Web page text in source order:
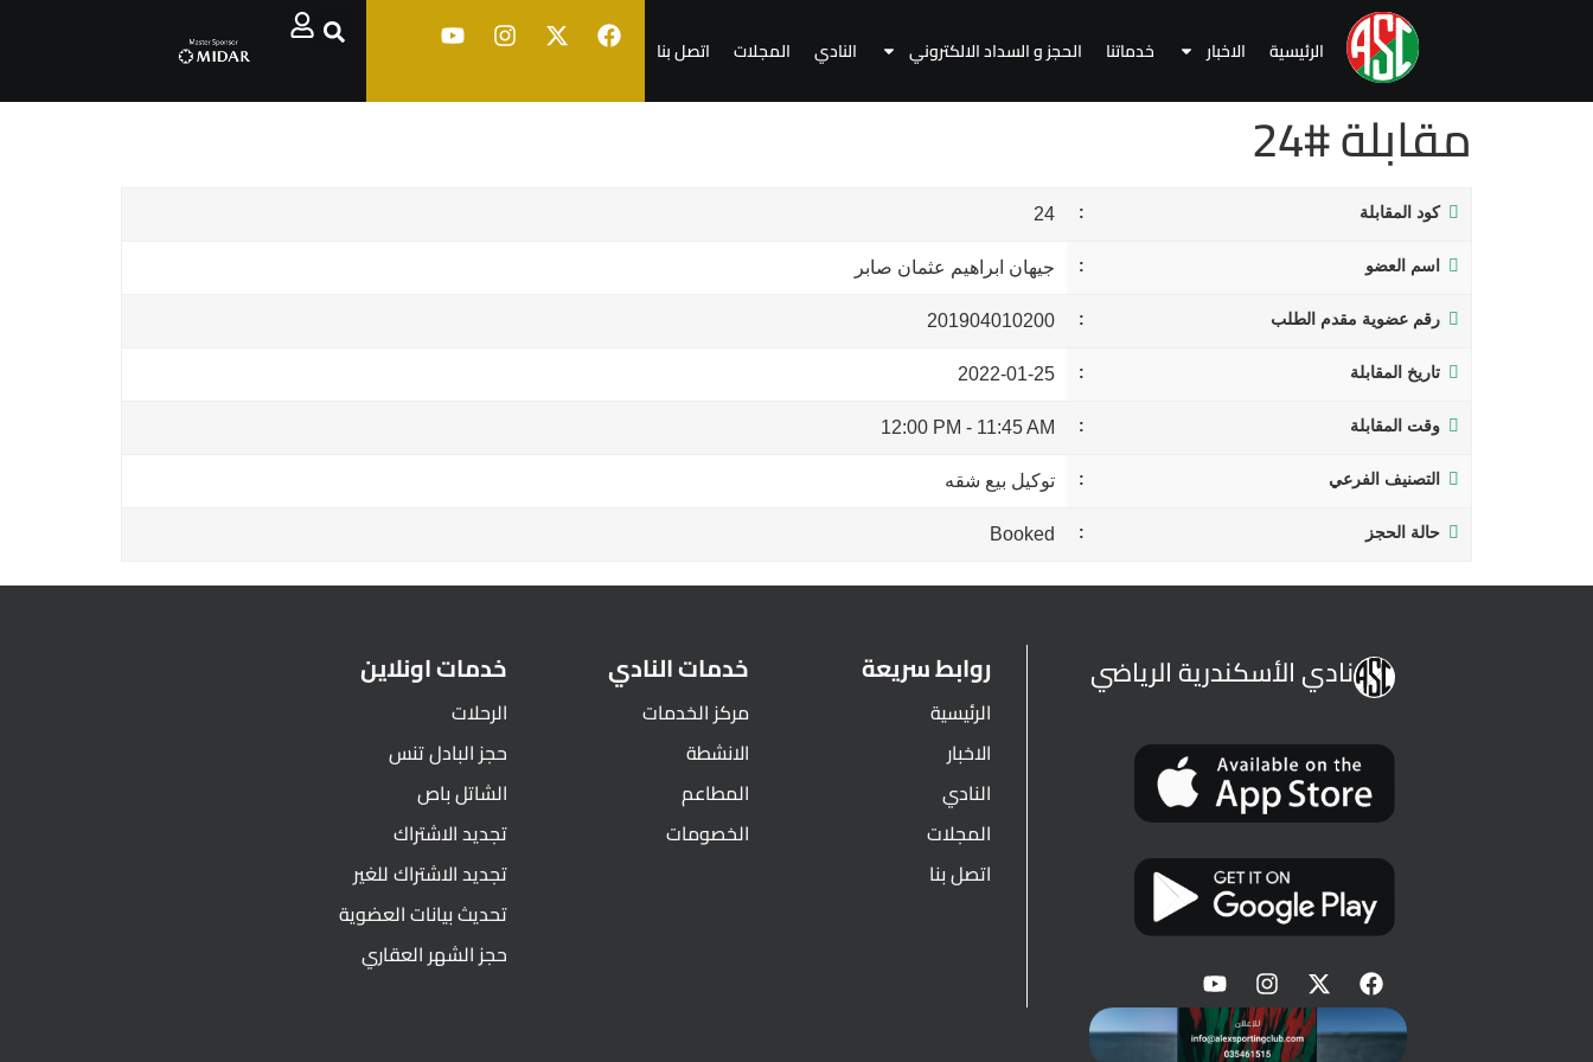
الرئيسية الاخبار خدماتنا الحجز و السداد الالكتروني النادي المجلات اتصل بنا
مقابلة #24
كود المقابلة 24
اسم العضو جيهان ابراهيم عثمان صابر
رقم عضوية مقدم الطلب 201904010200
تاريخ المقابلة 2022-01-25
وقت المقابلة 11:45 AM
-
12:00 PM
التصنيف الفرعي توكيل بيع شقه
حالة الحجز Booked
نادي الأسكندرية الرياضي روابط سريعة
الرئيسية
الاخبار
النادي
المجلات
اتصل بنا
خدمات النادي
مركز الخدمات
الانشطة
المطاعم
الخصومات
خدمات اونلاين
الرحلات
حجز البادل تنس
الشاتل باص
تجديد الاشتراك
تجديد الاشتراك للغير
تحديث بيانات العضوية
حجز الشهر العقاري